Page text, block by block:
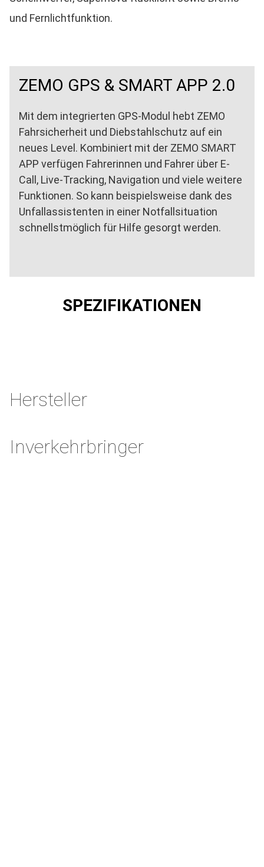
und Fernlichtfunktion.
ZEMO GPS & SMART APP 2.0
Mit dem integrierten GPS-Modul hebt ZEMO
Fahrsicherheit und Diebstahlschutz auf ein
neues Level. Kombiniert mit der ZEMO SMART
APP verfügen Fahrerinnen und Fahrer über E-
Call, Live-Tracking, Navigation und viele weitere
Funktionen. So kann beispielsweise dank des
Unfallassistenten in einer Notfallsituation
schnellstmöglich für Hilfe gesorgt werden.
SPEZIFIKATIONEN
Hersteller
Inverkehrbringer